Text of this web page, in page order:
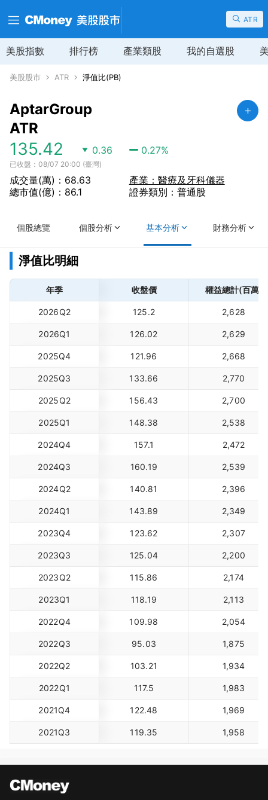
ATR
美股指數 排行榜 產業類股 我的自選股
美股股市 ATR 淨值比(PB)
AptarGroup
ATR
135.42 0.36 0.27%
已收盤：08/07 20:00 (臺灣)
成交量(萬)：68.63
總市值(億)：86.1
產業：醫療及牙科儀器
證券類別：普通股
個股總覽 個股分析 基本分析 財務分析
淨值比明細
年季 收盤價 權益總計(百萬)
2026Q2 125.2 2,628
2026Q1 126.02 2,629
2025Q4 121.96 2,668
2025Q3 133.66 2,770
2025Q2 156.43 2,700
2025Q1 148.38 2,538
2024Q4 157.1 2,472
2024Q3 160.19 2,539
2024Q2 140.81 2,396
2024Q1 143.89 2,349
2023Q4 123.62 2,307
2023Q3 125.04 2,200
2023Q2 115.86 2,174
2023Q1 118.19 2,113
2022Q4 109.98 2,054
2022Q3 95.03 1,875
2022Q2 103.21 1,934
2022Q1 117.5 1,983
2021Q4 122.48 1,969
2021Q3 119.35 1,958